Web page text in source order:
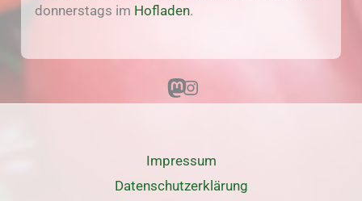
donnerstags im Hofladen.
MastodonInstagram
Impressum
Datenschutz­erklärung